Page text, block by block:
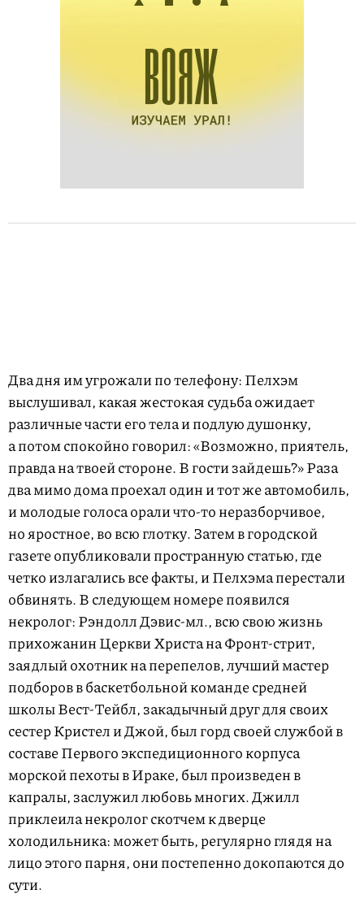
Два дня им угрожали по телефону: Пелхэм
выслушивал, какая жестокая судьба ожидает
различные части его тела и подлую душонку,
а потом спокойно говорил: «Возможно, приятель,
правда на твоей стороне. В гости зайдешь?» Раза
два мимо дома проехал один и тот же автомобиль,
и молодые голоса орали что-то неразборчивое,
но яростное, во всю глотку. Затем в городской
газете опубликовали пространную статью, где
четко излагались все факты, и Пелхэма перестали
обвинять. В следующем номере появился
некролог: Рэндолл Дэвис-мл., всю свою жизнь
прихожанин Церкви Христа на Фронт-стрит,
заядлый охотник на перепелов, лучший мастер
подборов в баскетбольной команде средней
школы Вест-Тейбл, закадычный друг для своих
сестер Кристел и Джой, был горд своей службой в
составе Первого экспедиционного корпуса
морской пехоты в Ираке, был произведен в
капралы, заслужил любовь многих. Джилл
приклеила некролог скотчем к дверце
холодильника: может быть, регулярно глядя на
лицо этого парня, они постепенно докопаются до
сути.